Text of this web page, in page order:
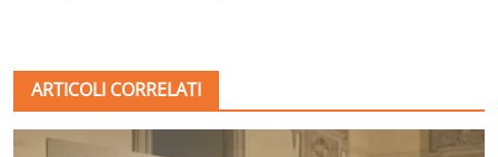
ARTICOLI CORRELATI